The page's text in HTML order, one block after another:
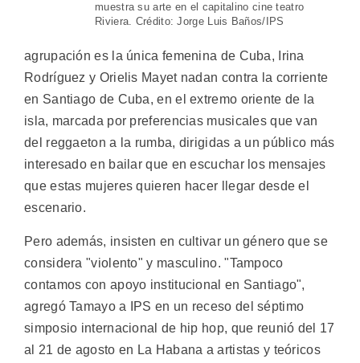
muestra su arte en el capitalino cine teatro
Riviera. Crédito: Jorge Luis Baños/IPS
agrupación es la única femenina de Cuba, Irina
Rodríguez y Orielis Mayet nadan contra la corriente
en Santiago de Cuba, en el extremo oriente de la
isla, marcada por preferencias musicales que van
del reggaeton a la rumba, dirigidas a un público más
interesado en bailar que en escuchar los mensajes
que estas mujeres quieren hacer llegar desde el
escenario.
Pero además, insisten en cultivar un género que se
considera "violento" y masculino. "Tampoco
contamos con apoyo institucional en Santiago",
agregó Tamayo a IPS en un receso del séptimo
simposio internacional de hip hop, que reunió del 17
al 21 de agosto en La Habana a artistas y teóricos